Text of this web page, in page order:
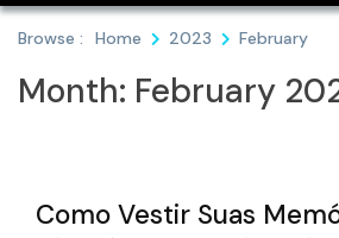
Browse : Home 2023 February
Month: February
Como Vestir Suas